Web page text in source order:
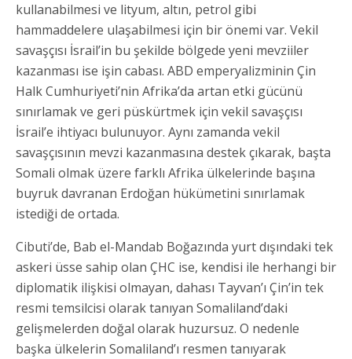
kullanabilmesi ve lityum, altın, petrol gibi
hammaddelere ulaşabilmesi için bir önemi var. Vekil
savaşçısı İsrail’in bu şekilde bölgede yeni mevziiler
kazanması ise işin cabası. ABD emperyalizminin Çin
Halk Cumhuriyeti’nin Afrika’da artan etki gücünü
sınırlamak ve geri püskürtmek için vekil savaşçısı
İsrail’e ihtiyacı bulunuyor. Aynı zamanda vekil
savaşçısının mevzi kazanmasına destek çıkarak, başta
Somali olmak üzere farklı Afrika ülkelerinde başına
buyruk davranan Erdoğan hükümetini sınırlamak
istediği de ortada.
Cibuti’de, Bab el-Mandab Boğazında yurt dışındaki tek
askeri üsse sahip olan ÇHC ise, kendisi ile herhangi bir
diplomatik ilişkisi olmayan, dahası Tayvan’ı Çin’in tek
resmi temsilcisi olarak tanıyan Somaliland’daki
gelişmelerden doğal olarak huzursuz. O nedenle
başka ülkelerin Somaliland’ı resmen tanıyarak